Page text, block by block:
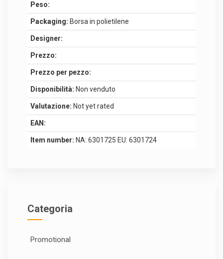
Peso:
Packaging: Borsa in polietilene
Designer:
Prezzo:
Prezzo per pezzo:
Disponibilità: Non venduto
Valutazione: Not yet rated
EAN:
Item number: NA: 6301725 EU: 6301724
Categoria
Promotional